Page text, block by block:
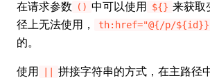
在请求参数 () 中可以使用 ${} 来获取
径上无法使用，
th:href="@{/p/
的。
使用 拼接字符串的方式，在主路径